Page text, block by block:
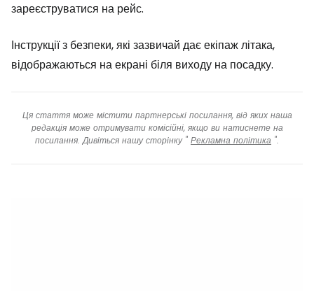
зареєструватися на рейс.
Інструкції з безпеки, які зазвичай дає екіпаж літака,
відображаються на екрані біля виходу на посадку.
Ця стаття може містити партнерські посилання, від яких наша
редакція може отримувати комісійні, якщо ви натиснете на
посилання. Дивіться нашу сторінку " Рекламна політика ".